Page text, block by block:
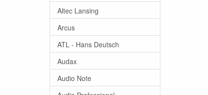
Altec Lansing
Arcus
ATL - Hans Deutsch
Audax
Audio Note